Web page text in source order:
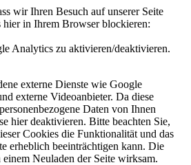
wir Ihren Besuch auf unserer Seite
in Ihrem Browser blockieren:
Analytics zu aktivieren/deaktivieren.
externe Dienste wie Google
externe Videoanbieter. Da diese
Daten von Ihnen
hier deaktivieren. Bitte beachten Sie,
Cookies die Funktionalität und das
erheblich beeinträchtigen kann. Die
Neuladen der Seite wirksam.